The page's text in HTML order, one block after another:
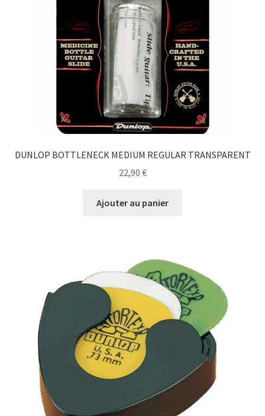
DUNLOP BOTTLENECK MEDIUM REGULAR TRANSPARENT
22,90 €
Ajouter au panier